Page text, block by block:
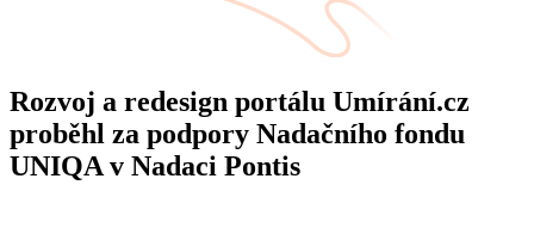
Rozvoj a redesign portálu Umírání.cz
proběhl za podpory Nadačního fondu
UNIQA v Nadaci Pontis